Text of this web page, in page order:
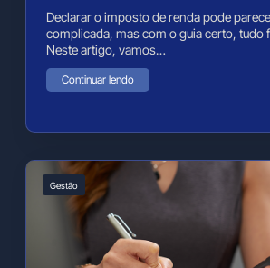
Declarar o imposto de renda pode
complicada, mas com o guia certo, tudo
Neste artigo, vamos…
Continuar lendo
Gestão